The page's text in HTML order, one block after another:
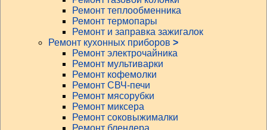
Ремонт теплообменника
Ремонт термопары
Ремонт и заправка зажигалок
Ремонт кухонных приборов >
Ремонт электрочайника
Ремонт мультиварки
Ремонт кофемолки
Ремонт СВЧ-печи
Ремонт мясорубки
Ремонт миксера
Ремонт соковыжималки
Ремонт блендера